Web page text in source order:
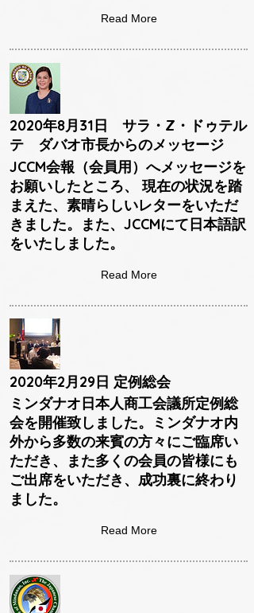
Read More
2020年8月31日 サラ・Z・ドゥテル
テ ダバオ市長からのメッセージ
JCCM会報（会員用）へメッセージを
お願いしたところ、 現在の状況を踏
まえた、素晴らしいレターをいただ
きました。また、JCCMにて日本語訳
をいたしました。
Read More
2020年2月29日 定例総会
ミンダナオ日本人商工会議所定例総
会を開催致しました。ミンダナオ内
外から多数の来賓の方々にご臨席い
ただき、また多くの会員の皆様にも
ご出席をいただき、成功裏に終わり
ました。
Read More